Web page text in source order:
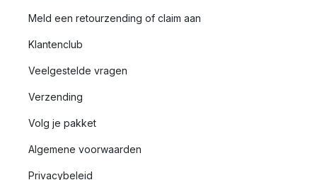
Meld een retourzending of claim aan
Klantenclub
Veelgestelde vragen
Verzending
Volg je pakket
Algemene voorwaarden
Privacybeleid